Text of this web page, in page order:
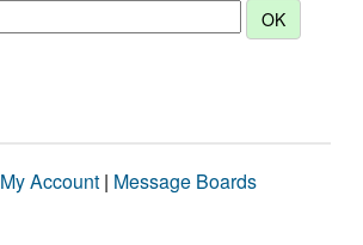
My Account | Message Boards